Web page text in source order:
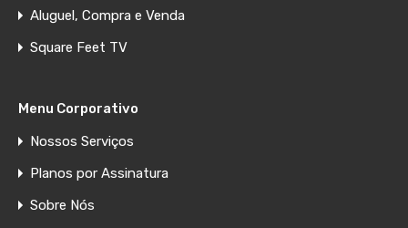
Aluguel, Compra e Venda
Square Feet TV
Menu Corporativo
Nossos Serviços
Planos por Assinatura
Sobre Nós